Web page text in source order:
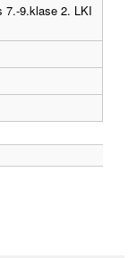
7.-9.klase 2. LKI